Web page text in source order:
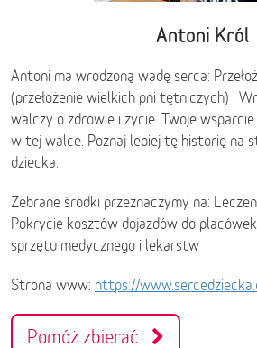
Antoni Król
Antoni ma wrodzoną wadę serca:
(przełożenie wielkich pni tętniczych) .
walczy o zdrowie i życie. Twoje
w tej walce. Poznaj lepiej tę historię na
dziecka.
Zebrane środki przeznaczymy na:
Pokrycie kosztów dojazdów do
sprzętu medycznego i lekarstw
Strona www: https://
Pomóż zbierać